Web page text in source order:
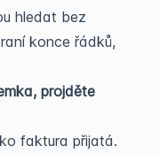
hledat bez
konce řádků,
projděte
faktura přijatá.